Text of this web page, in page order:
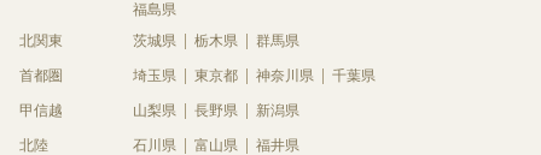
福島県
北関東
茨城県 栃木県 群馬県
首都圏 埼玉県 東京都 神奈川県 千葉県
甲信越 山梨県 長野県 新潟県
北陸 石川県 富山県 福井県